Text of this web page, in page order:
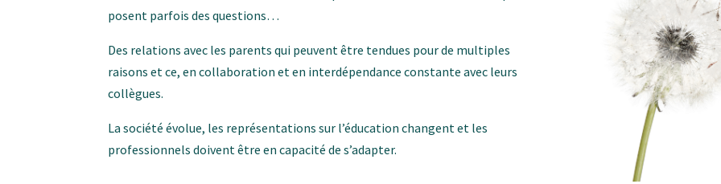
posent parfois des questions…
Des relations avec les parents qui peuvent être tendues pour de multiples
raisons et ce, en collaboration et en interdépendance constante avec leurs
collègues.
La société évolue, les représentations sur l’éducation changent et les
professionnels doivent être en capacité de s’adapter.